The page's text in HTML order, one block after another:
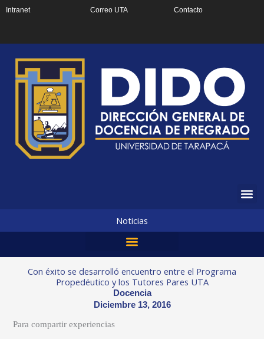
Intranet Correo UTA Contacto
Noticias
Con éxito se desarrolló encuentro entre el Programa
Propedéutico y los Tutores Pares UTA
Docencia
Diciembre 13, 2016
Para compartir experiencias